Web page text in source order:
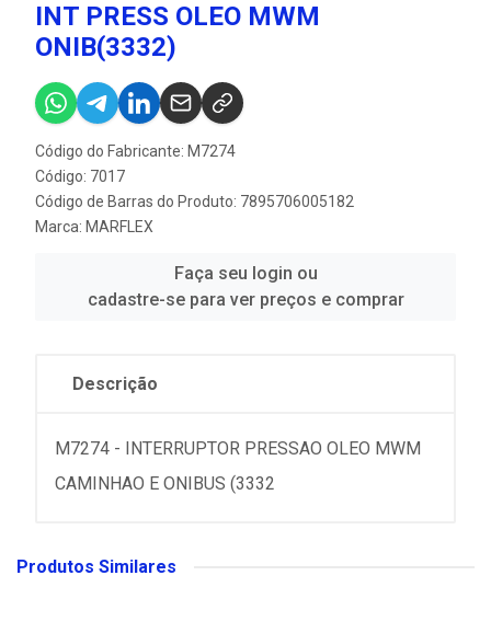
INT PRESS OLEO MWM
ONIB(3332)
Código do Fabricante: M7274
Código: 7017
Código de Barras do Produto: 7895706005182
Marca: MARFLEX
Faça seu login ou
cadastre-se para ver preços e comprar
Descrição
M7274 - INTERRUPTOR PRESSAO OLEO MWM
CAMINHAO E ONIBUS (3332
Produtos Similares